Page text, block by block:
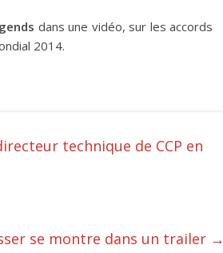
dans une vidéo, sur les accords
2014.
technique de CCP en
se montre dans un trailer →